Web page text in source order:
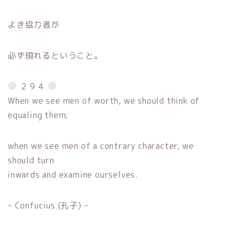
よき協力者が
必ず現れるということ。
２９４
When we see men of worth, we should think of
equaling them;
when we see men of a contrary character, we
should turn
inwards and examine ourselves.
– Confucius (孔子) –